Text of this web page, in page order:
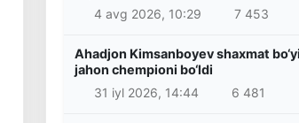
4 avg 2026, 10:29
7 453
Ahadjon Kimsanboyev shaxmat
jahon chempioni bo‘ldi
31 iyl 2026, 14:44
6 481